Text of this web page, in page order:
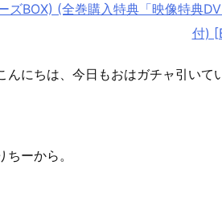
ズBOX) (全巻購入特典「映像特典
付)
んにちは、今日もおはガチャ引いて
ちーから。